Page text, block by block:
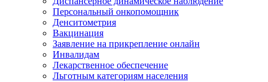
Персональный онкопомощник
Денситометрия
Вакцинация
Заявление на прикрепление онлайн
Инвалидам
Лекарственное обеспечение
Льготным категориям населения